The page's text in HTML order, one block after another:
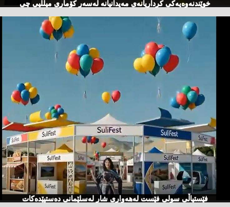
خوێندنەوەیەكی كرداریانەی مەیدانیانە لەسەر كۆماری میللیی چی
فێستیاڵی سولی فێست لەهەواری شار لەسلێمانی دەستپێدەكات